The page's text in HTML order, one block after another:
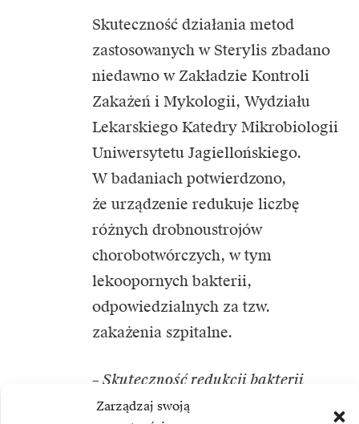
Zarządzaj swoją
Skuteczność działania metod
zastosowanych w Sterylis zbadano
niedawno w Zakładzie Kontroli
Zakażeń i Mykologii, Wydziału
Lekarskiego Katedry Mikrobiologii
Uniwersytetu Jagiellońskiego.
W badaniach potwierdzono,
że urządzenie redukuje liczbę
różnych drobnoustrojów
chorobotwórczych, w tym
lekoopornych bakterii,
odpowiedzialnych za tzw.
zakażenia szpitalne.
– Skuteczność redukcji bakterii
wywołujących tzw. zakażenia